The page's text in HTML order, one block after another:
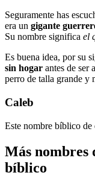
Seguramente has
era un gigante
Su nombre significa el
Es buena idea, por su
sin hogar antes de ser
perro de talla grande y
Caleb
Este nombre bíblico de
Más nombres
bíblico